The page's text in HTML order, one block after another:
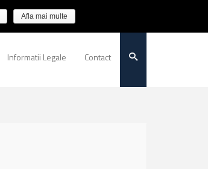
Informatii Legale Contact
Afla mai multe